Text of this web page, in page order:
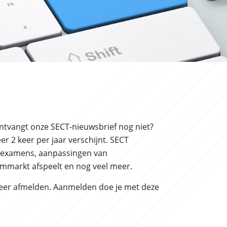
onze SECT-nieuwsbrief nog niet?
2 keer per jaar verschijnt. SECT
aanpassingen van
afspeelt en nog veel meer.
afmelden. Aanmelden doe je met deze